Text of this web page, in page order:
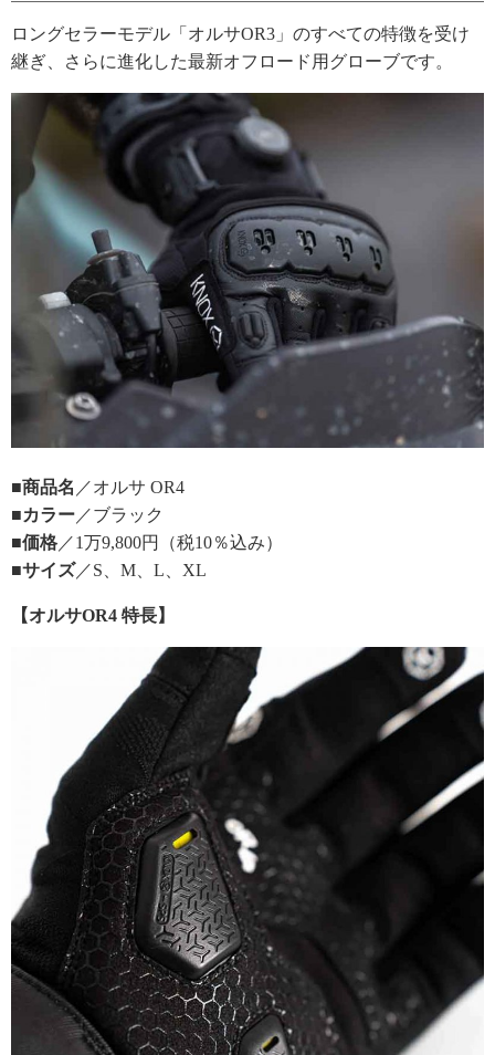
ロングセラーモデル「オルサOR3」のすべての特徴を受け
継ぎ、さらに進化した最新オフロード用グローブです。
■商品名 ／オルサ OR4
■カラー ／ブラック
■価格 ／1万9,800円（税10％込み）
■サイズ／S、M、L、XL
【オルサOR4 特長】